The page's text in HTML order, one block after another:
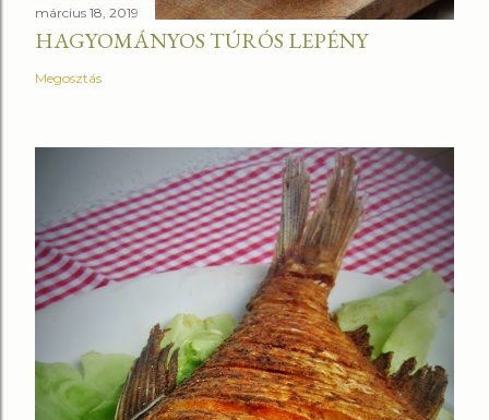
március 18, 2019
HAGYOMÁNYOS TÚRÓS LEPÉNY
Megosztás